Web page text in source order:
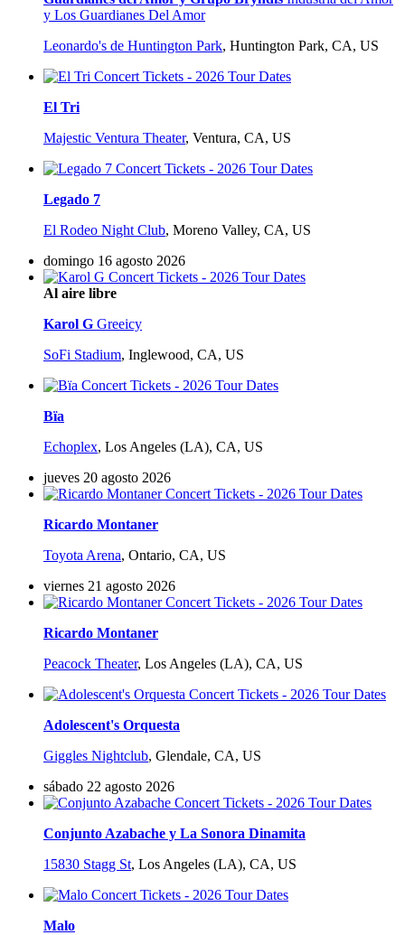
y Los Guardianes Del Amor
Leonardo's de Huntington Park, Huntington Park, CA, US
El Tri
Majestic Ventura Theater, Ventura, CA, US
Legado 7
El Rodeo Night Club, Moreno Valley, CA, US
domingo 16 agosto 2026
Al aire libre
Karol G Greeicy
SoFi Stadium, Inglewood, CA, US
Bïa
Echoplex, Los Angeles (LA), CA, US
jueves 20 agosto 2026
Ricardo Montaner
Toyota Arena, Ontario, CA, US
viernes 21 agosto 2026
Ricardo Montaner
Peacock Theater, Los Angeles (LA), CA, US
Adolescent's Orquesta
Giggles Nightclub, Glendale, CA, US
sábado 22 agosto 2026
Conjunto Azabache y La Sonora Dinamita
15830 Stagg St, Los Angeles (LA), CA, US
Malo